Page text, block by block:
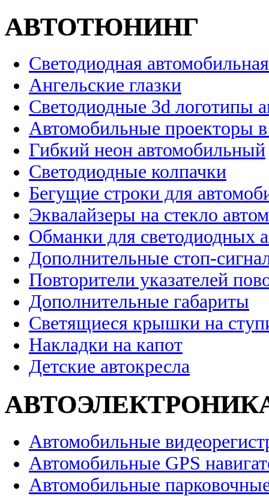
АВТОТЮНИНГ
Светодиодная
Ангельские глазки
Светодиодные 3d логотипы
Автомобильные проекторы
Гибкий неон автомобильный
Светодиодные колпачки
Бегущие строки для
Эквалайзеры на стекло
Обманки для светодиодных
Дополнительные стоп-
Повторители указателей
Дополнительные габариты
Светящиеся крышки на
Накладки на капот
Детские автокресла
Автомобильные
Автомобильные GPS
Автомобильные